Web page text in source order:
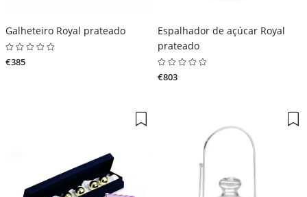
Galheteiro Royal prateado
€385
Espalhador de açúcar Royal
prateado
€803